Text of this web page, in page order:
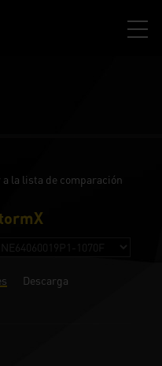
a la lista de comparación
Descarga